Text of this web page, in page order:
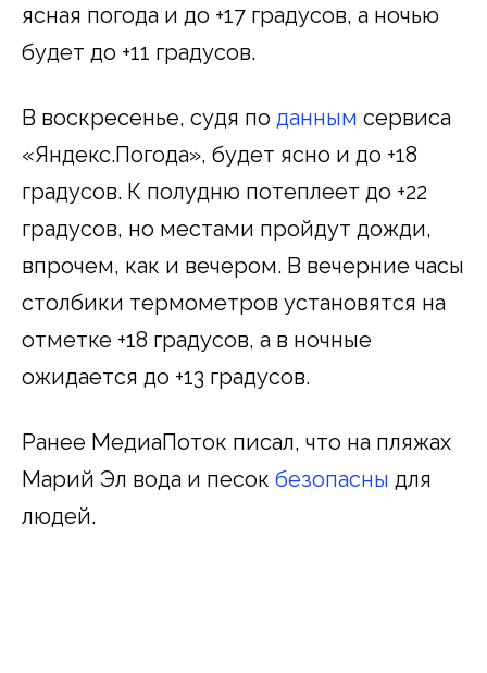
ясная погода и до +17 градусов, а ночью
будет до +11 градусов.
В воскресенье, судя по данным сервиса
«Яндекс.Погода», будет ясно и до +18
градусов. К полудню потеплеет до +22
градусов, но местами пройдут дожди,
впрочем, как и вечером. В вечерние часы
столбики термометров установятся на
отметке +18 градусов, а в ночные
ожидается до +13 градусов.
Ранее МедиаПоток писал, что на пляжах
Марий Эл вода и песок безопасны для
людей.